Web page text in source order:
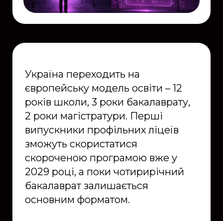
Україна переходить на
європейську модель освіти – 12
років школи, 3 роки бакалаврату,
2 роки магістратури. Перші
випускники профільних ліцеїв
зможуть скористатися
скороченою програмою вже у
2029 році, а поки чотирирічний
бакалаврат залишається
основним форматом.